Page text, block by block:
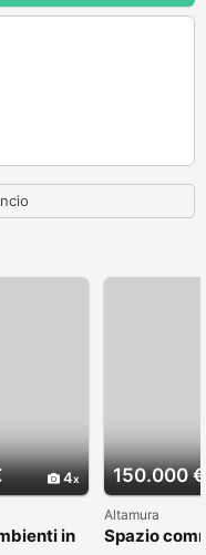
4
in
150.000 €
Altamura
Spazio